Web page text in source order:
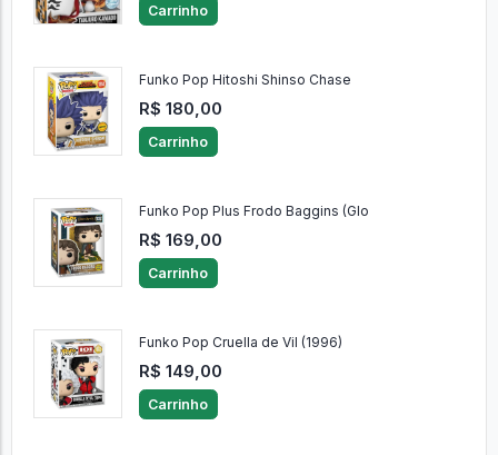
Carrinho
Funko Pop Hitoshi Shinso Chase
R$ 180,00
Carrinho
Funko Pop Plus Frodo Baggins (Glo
R$ 169,00
Carrinho
Funko Pop Cruella de Vil (1996)
R$ 149,00
Carrinho